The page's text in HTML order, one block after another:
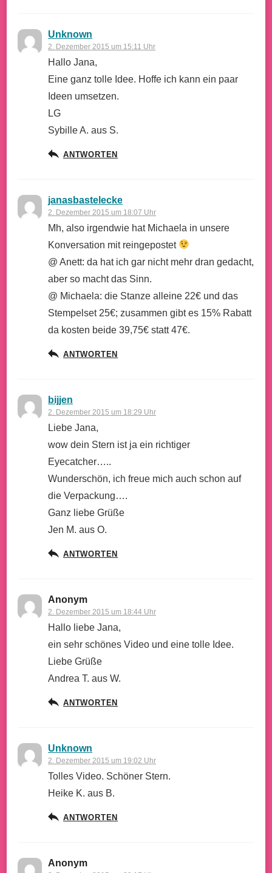
Unknown
2. Dezember 2015 um 15:11 Uhr
Hallo Jana,
Eine ganz tolle Idee. Hoffe ich kann ein paar
Ideen umsetzen.
LG
Sybille A. aus S.
ANTWORTEN
janasbastelecke
2. Dezember 2015 um 18:07 Uhr
Mh, also irgendwie hat Michaela in unsere
Konversation mit reingepostet
@ Anett: da hat ich gar nicht mehr dran gedacht,
aber so macht das Sinn.
@ Michaela: die Stanze alleine 22€ und das
Stempelset 25€; zusammen gibt es 15% Rabatt
da kosten beide 39,75€ statt 47€.
ANTWORTEN
bijjen
2. Dezember 2015 um 18:29 Uhr
Liebe Jana,
wow dein Stern ist ja ein richtiger
Eyecatcher…..
Wunderschön, ich freue mich auch schon auf
die Verpackung….
Ganz liebe Grüße
Jen M. aus O.
ANTWORTEN
Anonym
2. Dezember 2015 um 18:44 Uhr
Hallo liebe Jana,
ein sehr schönes Video und eine tolle Idee.
Liebe Grüße
Andrea T. aus W.
ANTWORTEN
Unknown
2. Dezember 2015 um 19:02 Uhr
Tolles Video. Schöner Stern.
Heike K. aus B.
ANTWORTEN
Anonym